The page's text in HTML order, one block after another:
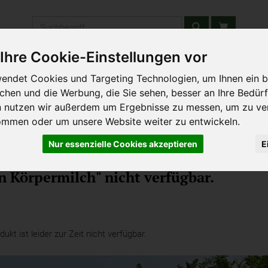
Cookie-Einstellungen vor
Cookies und Targeting Technologien, um Ihnen ein
und die Werbung, die Sie sehen, besser an Ihre
nutzen wir außerdem um Ergebnisse zu messen, um zu
oder um unsere Website weiter zu entwickeln.
Nur essenzielle Cookies akzeptieren
& Schulen Liefergebiet Wochenmarkt Unsere
Kosmetik
Körpermilch" nicht verfügbar.
ist leider zur Zeit nicht verfügbar.